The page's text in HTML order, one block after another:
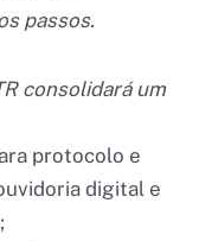
passos.
consolidará um
protocolo e
digital e